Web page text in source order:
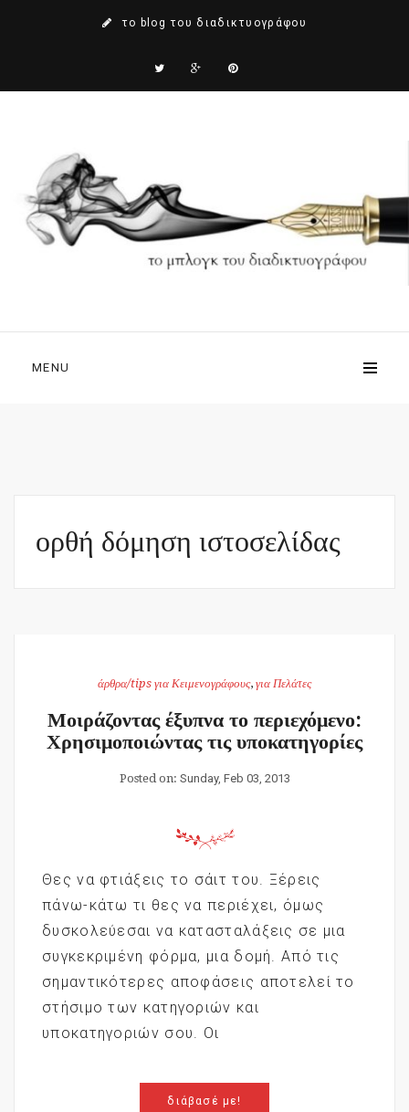
το blog του διαδικτυογράφου
MENU
ορθή δόμηση ιστοσελίδας
άρθρα/tips για Κειμενογράφους, για Πελάτες
Μοιράζοντας έξυπνα το περιεχόμενο:
Χρησιμοποιώντας τις υποκατηγορίες
Posted on: Sunday, Feb 03, 2013
Θες να φτιάξεις το σάιτ του. Ξέρεις
πάνω-κάτω τι θες να περιέχει, όμως
δυσκολεύεσαι να κατασταλάξεις σε μια
συγκεκριμένη φόρμα, μια δομή. Από τις
σημαντικότερες αποφάσεις αποτελεί το
στήσιμο των κατηγοριών και
υποκατηγοριών σου. Οι
διάβασέ με!